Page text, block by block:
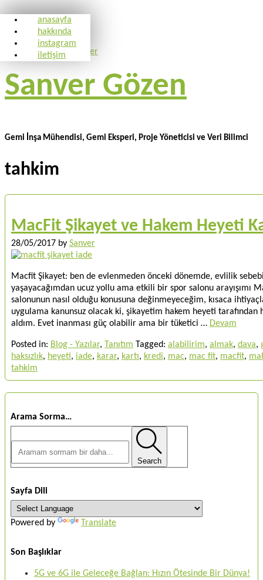
anasayfa
hakkında
instagram
iletişim
Sanver Gözen
Gemi İnşa Mühendisi, Gemi Eksperi, Proje Yöneticisi ve Veri Bilimci
tahkim
MacFit Şikayet ve Hakem Heyeti
28/05/2017 by Sanver
Macfit Şikayet: ben de evlenmeden önceki dönemde, evlilik
yaşayacağımdan ucuz yollu ama etkili bir spor salonu arayışımı
salonunun nasıl olduğu konusuna değinmeyeceğim, kısaca
uygulama kanunsuz olacak ki, şikayetim hakem heyeti tarafından
aldım. Evet inanması güç olabilir ama bir tüketici … Devam
Posted in: Blog - Yazılar, Tanıtım Tagged: alabilirim, almak, dava,
haksızlık, heyeti, iade, karar, kartı, kredi, mac, mac fit, macfit,
tahkim
Arama Sorma…
Search
Sayfa Dili
Powered by Translate
Son Başlıklar
5G ve 6G ile Geleceğe Bağlan: Hızın Ötesinde Bir Dünya!